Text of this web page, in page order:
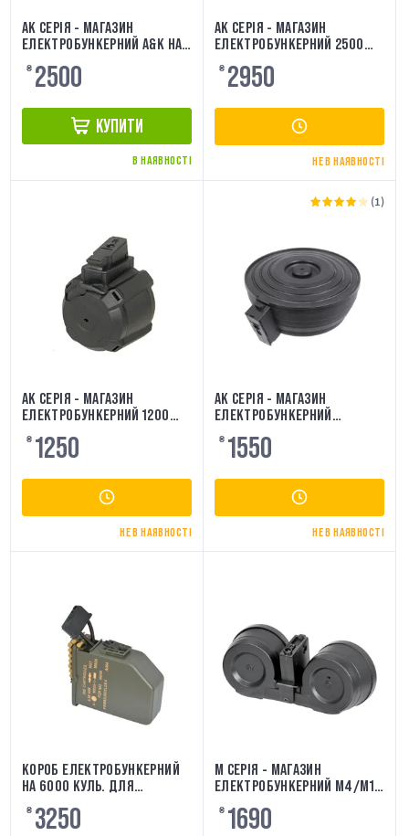
АК СЕРІЯ - МАГАЗИН
ЕЛЕКТРОБУНКЕРНИЙ A&K НА
2500 КУЛЬ
₴ 2500
КУПИТИ
В НАЯВНОСТІ
AK СЕРІЯ - МАГАЗИН
ЕЛЕКТРОБУНКЕРНИЙ 2500
КУЛЬ [CYMA]
₴ 2950
НЕ В НАЯВНОСТІ
AK СЕРІЯ - МАГАЗИН
ЕЛЕКТРОБУНКЕРНИЙ 1200
ШАР. [BATTLEAXE]
₴ 1250
НЕ В НАЯВНОСТІ
(1)
AK СЕРІЯ - МАГАЗИН
ЕЛЕКТРОБУНКЕРНИЙ
[BATTLEAXE] 3500 КУЛЬ
₴ 1550
НЕ В НАЯВНОСТІ
КОРОБ ЕЛЕКТРОБУНКЕРНИЙ
НА 6000 КУЛЬ. ДЛЯ
КУЛЕМЕТІВ M249 A&K
₴ 3250
M СЕРІЯ - МАГАЗИН
ЕЛЕКТРОБУНКЕРНИЙ M4/M16
[BATTLEAXE] 3000 КУЛЬ
₴ 1690